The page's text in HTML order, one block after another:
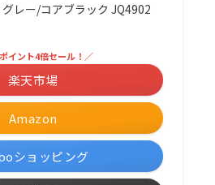
レー/コアブラック JQ4902
Amazon
イント4倍セール！／
楽天市場
ショッピング